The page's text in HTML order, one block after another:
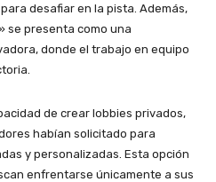
desafiar en la pista. Además,
se presenta como una
donde el trabajo en equipo
de crear lobbies privados,
habían solicitado para
y personalizadas. Esta opción
enfrentarse únicamente a sus